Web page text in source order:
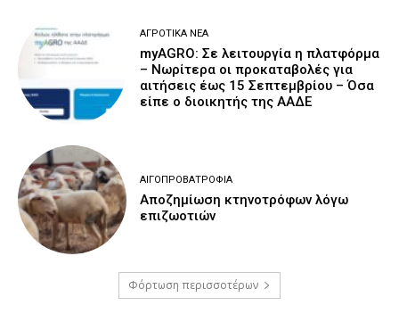
ΑΓΡΟΤΙΚΆ ΝΈΑ
myAGRO: Σε λειτουργία η πλατφόρμα
– Νωρίτερα οι προκαταβολές για
αιτήσεις έως 15 Σεπτεμβρίου – Όσα
είπε ο διοικητής της ΑΑΔΕ
ΑΙΓΟΠΡΟΒΑΤΡΟΦΊΑ
Αποζημίωση κτηνοτρόφων λόγω
επιζωοτιών
Φόρτωση περισσοτέρων